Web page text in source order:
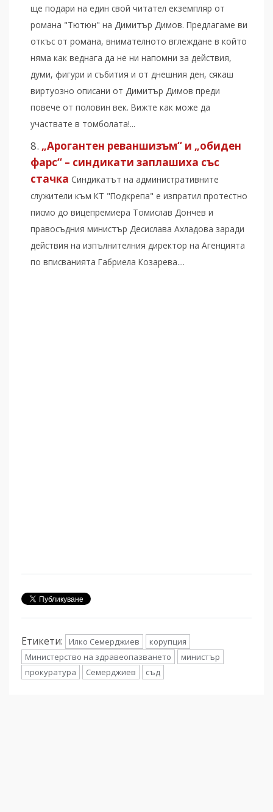
ще подари на един свой читател екземпляр от
романа "Тютюн" на Димитър Димов. Предлагаме ви
откъс от романа, внимателното вглеждане в който
няма как веднага да не ни напомни за действия,
думи, фигури и събития и от днешния ден, сякаш
виртуозно описани от Димитър Димов преди
повече от половин век. Вижте как може да
участвате в томболата!...
„Арогантен реваншизъм“ и „обиден
фарс“ – синдикати заплашиха със
стачка Синдикатът на административните
служители към КТ "Подкрепа" е изпратил протестно
писмо до вицепремиера Томислав Дончев и
правосъдния министър Десислава Ахладова заради
действия на изпълнителния директор на Агенцията
по вписванията Габриела Козарева....
Етикети: Илко Семерджиев
корупция
Министерство на здравеопазването
министър
прокуратура
Семерджиев съд